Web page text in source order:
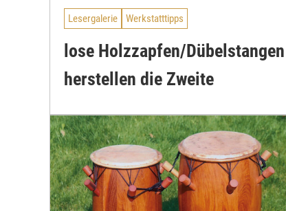
Lesergalerie Werkstatttipps
lose Holzzapfen/Dübelstangen
herstellen die Zweite